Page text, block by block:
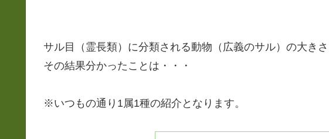
サル目（霊長類）に分類される動物（広義のサル）の大き
その結果分かったことは・・・
※いつもの通り1属1種の紹介となります。